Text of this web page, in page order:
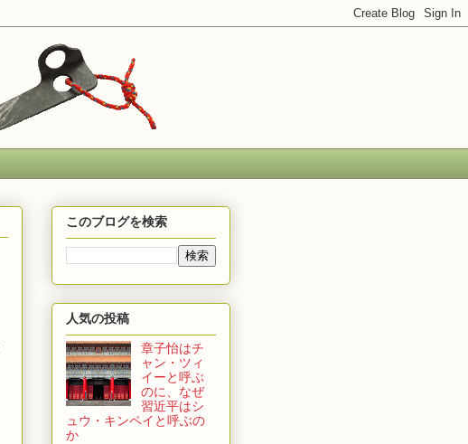
このブログを検索
人気の投稿
章子怡はチ
ャン・ツィ
イーと呼ぶ
のに、なぜ
習近平はシ
ュウ・キンペイと呼ぶの
か